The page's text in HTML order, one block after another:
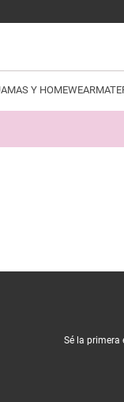
Y HOMEWEAR
Sé la primera